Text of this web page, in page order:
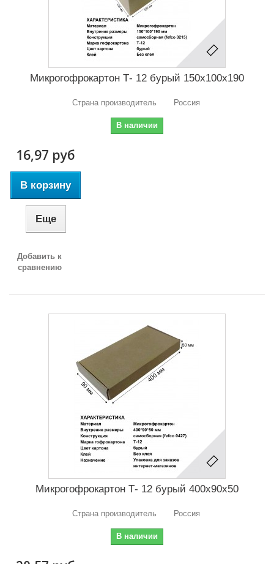
Микрогофрокартон Т- 12 бурый 150х100х190
Страна производитель Россия
В наличии
16,97 руб
В корзину
Еще
Добавить к
сравнению
Микрогофрокартон Т- 12 бурый 400х90х50
Страна производитель Россия
В наличии